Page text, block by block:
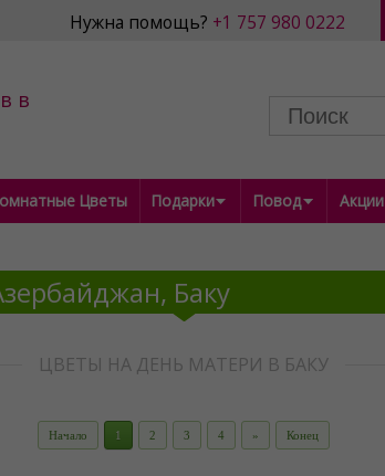
Нужна помощь? +1 757 980 0222
в
Цветы Подарки Повод Акции
Баку
ЦВЕТЫ НА ДЕНЬ МАТЕРИ В БАКУ
Начало 1 2 3 4 » Конец